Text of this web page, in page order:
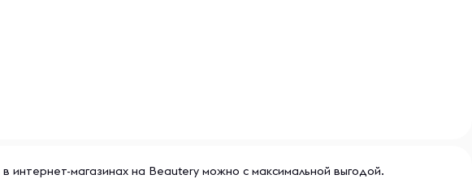
интернет-магазинах на Beautery можно с максимальной выгодой.